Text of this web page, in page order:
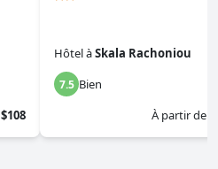
$108
HôtelàSkala Rachoniou
7.5 Bien
À partir de